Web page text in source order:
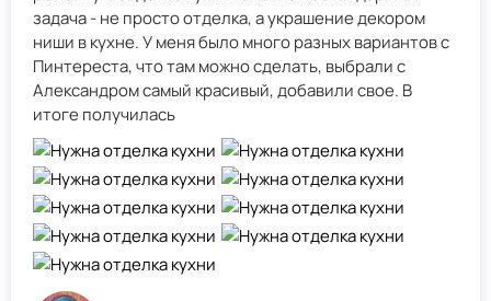
задача - не просто отделка, а украшение декором
ниши в кухне. У меня было много разных вариантов с
Пинтереста, что там можно сделать, выбрали с
Александром самый красивый, добавили свое. В
итоге получилась